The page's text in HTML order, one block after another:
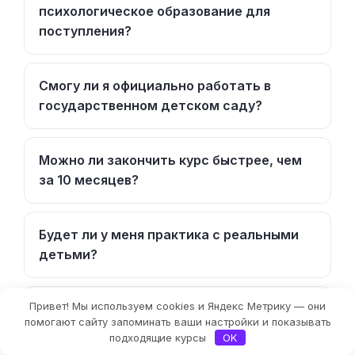
психологическое образование для
поступления?
Смогу ли я официально работать в
государственном детском саду?
Можно ли закончить курс быстрее, чем
за 10 месяцев?
Будет ли у меня практика с реальными
детьми?
Что будет, если я не сдам итоговое
тестирование?
Привет! Мы используем cookies и Яндекс Метрику — они
помогают сайту запоминать ваши настройки и показывать
подходящие курсы
OK